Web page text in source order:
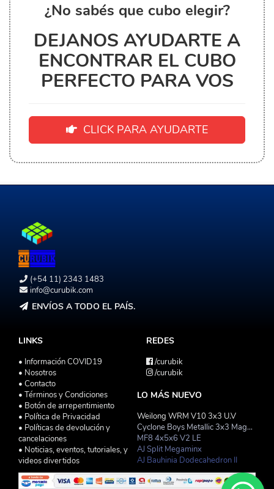
¿No sabés que cubo elegir?
DEJANOS AYUDARTE A
ENCONTRAR EL CUBO
PERFECTO PARA VOS
CLICK PARA AYUDARTE
(+54 11) 2343 1483
info@curubik.com
ENVÍOS A TODO EL PAÍS.
LINKS
• Información COVID19
• Nosotros
• Contacto
• Términos y Condiciones
• Botón de arrepentimiento
• Política de Privacidad
• Políticas de devolución y
cancelaciones
• Noticias, eventos, tutoriales, y
videos divertidos
REDES
/curubik
/curubik
LO MÁS NUEVO
Weilong WRM V10 3x3 U.V
Cyclone Boys Metallic 3x3 Magnetico Macaron
MF8 4x5x6 V2 LE
AJ Split Megaminx
AJ Bauhinia Dodecahedron II